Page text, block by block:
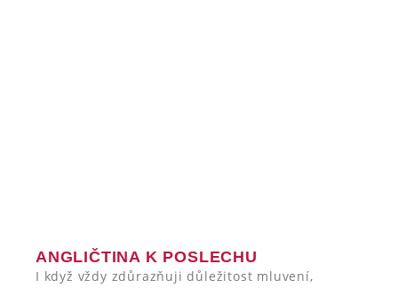
ANGLIČTINA K POSLECHU
I když vždy zdůrazňuji důležitost mluvení,